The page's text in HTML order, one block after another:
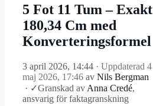
5 Fot 11 Tum – Exakt
180,34 Cm med
Konverteringsformel
3 april 2026, 14:44 · Uppdaterad 4
maj 2026, 17:46 av Nils Bergman
· ✓Granskad av Anna Credé,
ansvarig för faktagranskning